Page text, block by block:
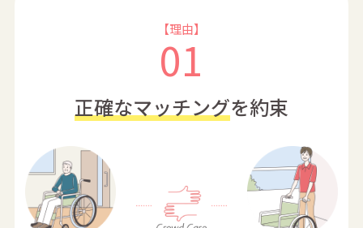
【理由】
01
正確なマッチングを約束